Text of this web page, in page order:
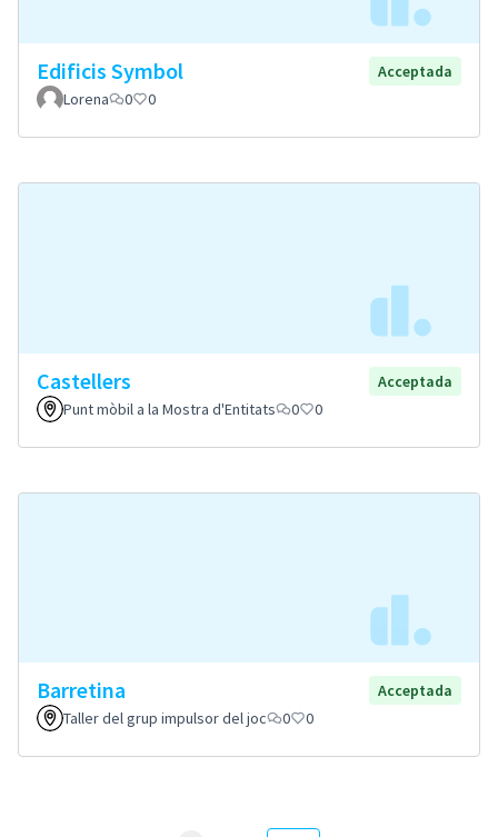
Edificis Symbol
Acceptada
Lorena
0 0
Castellers
Acceptada
Punt mòbil a la Mostra d'Entitats
0 0
Barretina
Acceptada
Taller del grup impulsor del joc
0 0